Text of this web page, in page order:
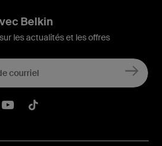
Belkin
les actualités et les offres
Instagram
LinkedIn
Belkin Youtube
Belkin TikTok